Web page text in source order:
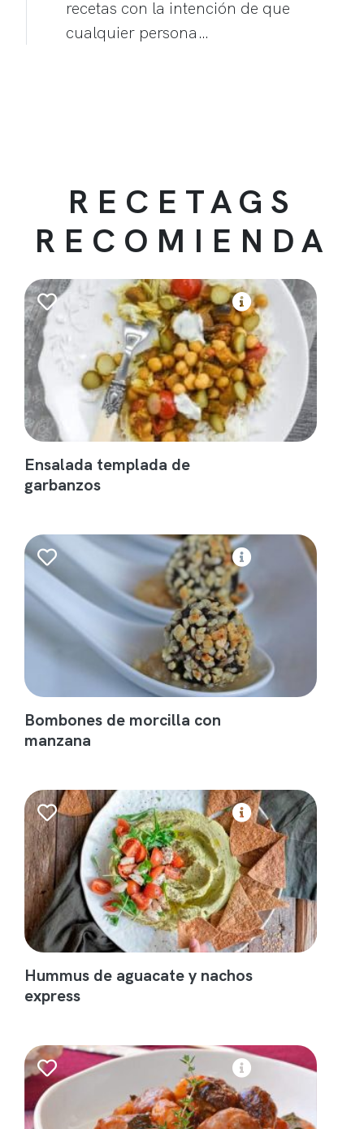
recetas con la intención de que
cualquier persona…
RECETAGS
RECOMIENDA
Ensalada templada de
garbanzos
Bombones de morcilla con
manzana
Hummus de aguacate y nachos
express